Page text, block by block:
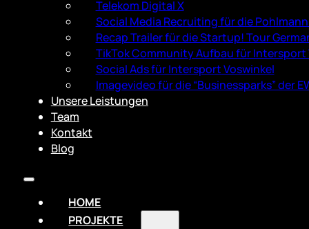
Telekom Digital X
Social Media Recruiting für die
Recap Trailer für die Startup! Tour
TikTok Community Aufbau für Intersport
Social Ads für Intersport Voswinkel
Imagevideo für die “Businessparks” der
Unsere Leistungen
Team
Kontakt
Blog
HOME
PROJEKTE